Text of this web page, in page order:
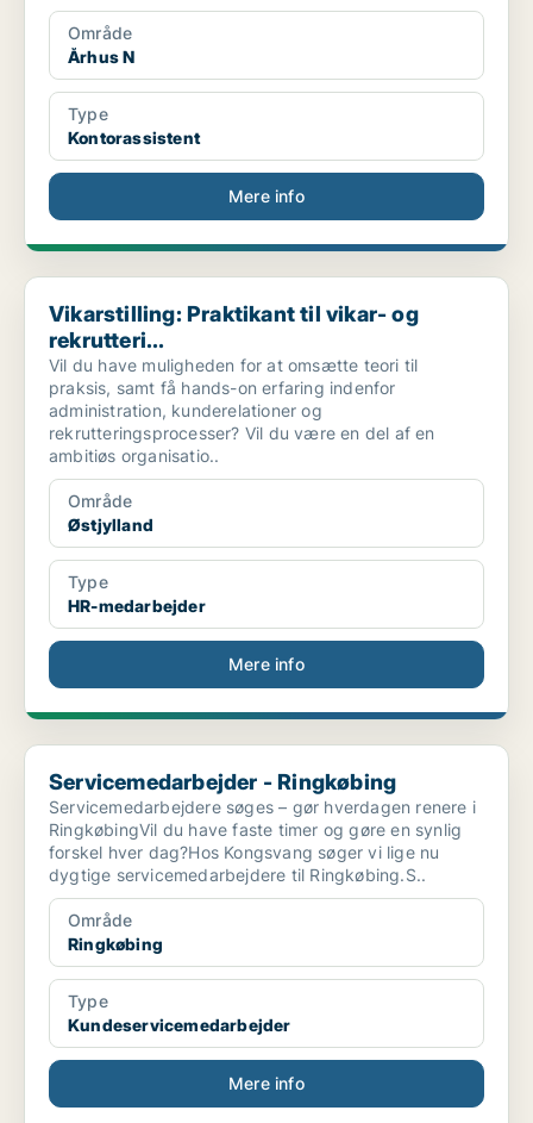
Område
Århus N
Type
Kontorassistent
Mere info
Vikarstilling: Praktikant til vikar- og rekrutteri...
Vikarstilling: Praktikant til vikar- og
rekrutteri...
Vil du have muligheden for at omsætte teori til
praksis, samt få hands-on erfaring indenfor
administration, kunderelationer og
rekrutteringsprocesser? Vil du være en del af en
ambitiøs organisatio..
Område
Østjylland
Type
HR-medarbejder
Mere info
Servicemedarbejder - Ringkøbing
Servicemedarbejder - Ringkøbing
Servicemedarbejdere søges – gør hverdagen renere i
RingkøbingVil du have faste timer og gøre en synlig
forskel hver dag?Hos Kongsvang søger vi lige nu
dygtige servicemedarbejdere til Ringkøbing.S..
Område
Ringkøbing
Type
Kundeservicemedarbejder
Mere info